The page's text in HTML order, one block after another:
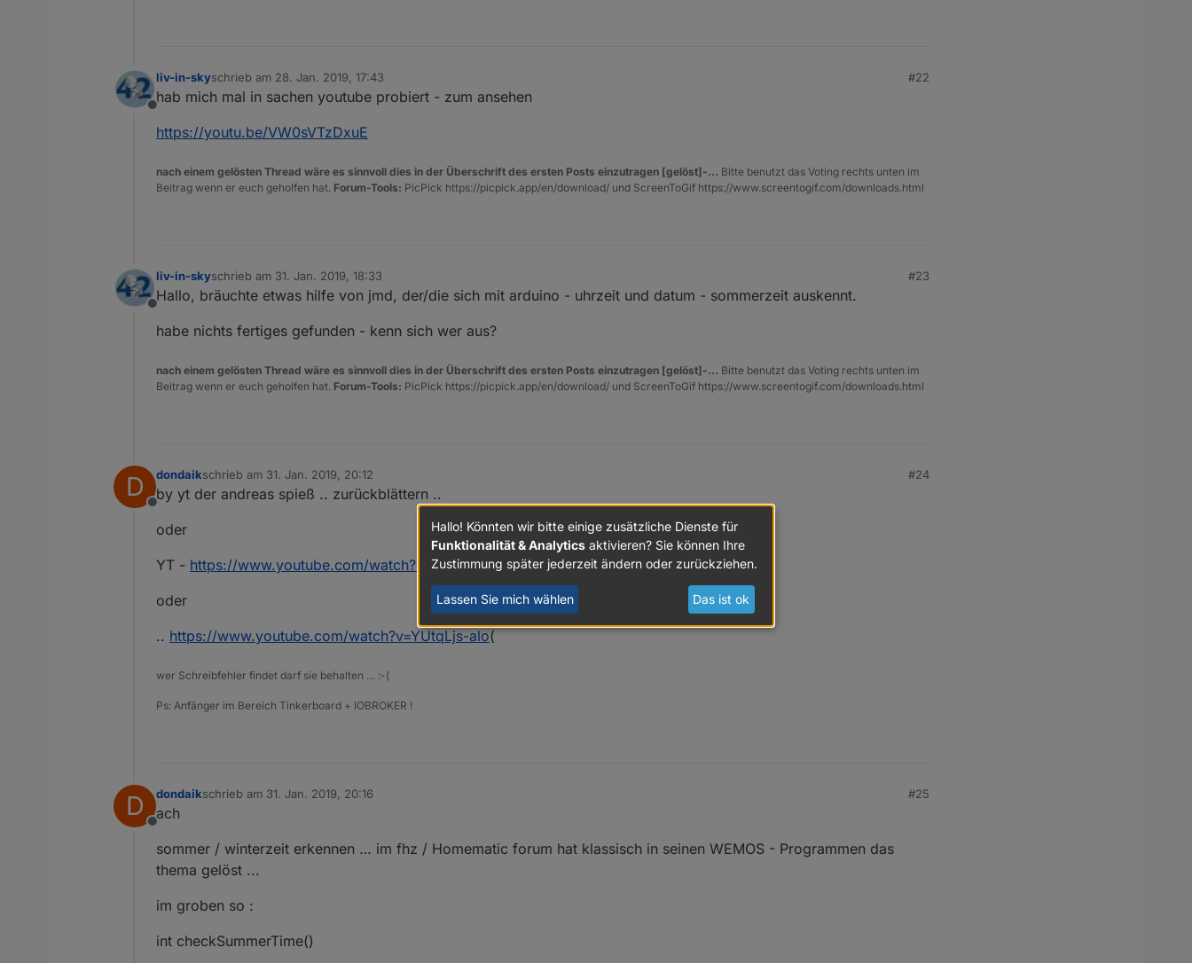
Offline
liv-in-skyschrieb am 28. Jan. 2019, 17:43
zuletzt editiert von
#22
hab mich mal in sachen youtube probiert - zum ansehen
https://youtu.be/VW0sVTzDxuE
nach einem gelösten Thread wäre es sinnvoll dies in der Überschrift des ersten Posts einzutragen [gelöst]-... Bitte benutzt das Voting rechts unten im
Beitrag wenn er euch geholfen hat. Forum-Tools: PicPick https://picpick.app/en/download/ und ScreenToGif https://www.screentogif.com/downloads.html
Offline
liv-in-skyschrieb am 31. Jan. 2019, 18:33
zuletzt editiert von
#23
Hallo, bräuchte etwas hilfe von jmd, der/die sich mit arduino - uhrzeit und datum - sommerzeit auskennt.
habe nichts fertiges gefunden - kenn sich wer aus?
nach einem gelösten Thread wäre es sinnvoll dies in der Überschrift des ersten Posts einzutragen [gelöst]-... Bitte benutzt das Voting rechts unten im
Beitrag wenn er euch geholfen hat. Forum-Tools: PicPick https://picpick.app/en/download/ und ScreenToGif https://www.screentogif.com/downloads.html
D
Offline
dondaikschrieb am 31. Jan. 2019, 20:12
zuletzt editiert von
#24
by yt der andreas spieß .. zurückblättern ..
oder
YT - https://www.youtube.com/watch?v=Fb26Xqv6t-4&t=3s
oder
.. https://www.youtube.com/watch?v=YUtqLjs-alo(
wer Schreibfehler findet darf sie behalten … :-(
Ps: Anfänger im Bereich Tinkerboard + IOBROKER !
D
Offline
dondaikschrieb am 31. Jan. 2019, 20:16
zuletzt editiert von
#25
ach
sommer / winterzeit erkennen … im fhz / Homematic forum hat klassisch in seinen WEMOS - Programmen das
thema gelöst ...
im groben so :
int checkSummerTime()
Hallo! Könnten wir bitte einige zusätzliche Dienste für
Funktionalität & Analytics aktivieren? Sie können Ihre
Zustimmung später jederzeit ändern oder zurückziehen.
Lassen Sie mich wählen Das ist ok